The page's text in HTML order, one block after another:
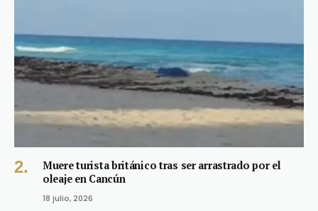
Muere turista británico tras ser arrastrado por el
oleaje en Cancún
18 julio, 2026